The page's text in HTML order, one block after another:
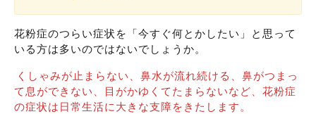
花粉症のつらい症状を「今すぐ何とかしたい」と思って
いる方は多いのではないでしょうか。
くしゃみが止まらない、鼻水が流れ続ける、鼻がつまっ
て息ができない、目がかゆくてたまらないなど、花粉症
の症状は日常生活に大きな支障をきたします。